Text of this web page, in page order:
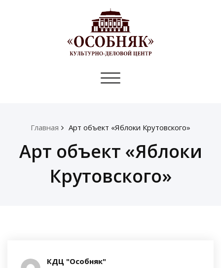
Toggle
Главная Арт объект «Яблоки Крутовского»
Арт объект «Яблоки
Крутовского»
КДЦ "Особняк"